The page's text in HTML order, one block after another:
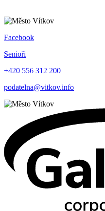
Facebook
Senioři
+420 556 312 200
podatelna@vitkov.info